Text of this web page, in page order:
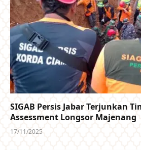
SIGAB Persis Jabar Terjunkan
Assessment Longsor Majenang
17/11/2025